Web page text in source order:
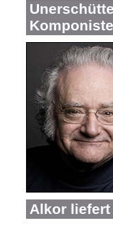
Alkor